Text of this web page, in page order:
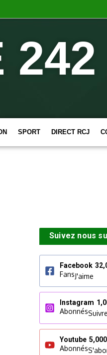
242
SPORT DIRECT RCJ
Suivez nous
Facebook
FansJ'aime
Instagram
AbonnésSuivre
Youtube 5,000
Abonnés